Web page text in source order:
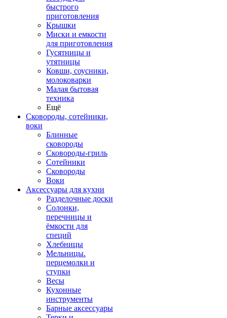
быстрого
приготовления
Крышки
Миски и емкости
для приготовления
Гусятницы и
утятницы
Ковши, соусники,
молоковарки
Малая бытовая
техника
Ещё
Сковороды, сотейники,
воки
Блинные
сковороды
Сковороды-гриль
Сотейники
Сковороды
Воки
Аксессуары для кухни
Разделочные доски
Солонки,
перечницы и
ёмкости для
специй
Хлебницы
Мельницы.
перцемолки и
ступки
Весы
Кухонные
инструменты
Барные аксессуары